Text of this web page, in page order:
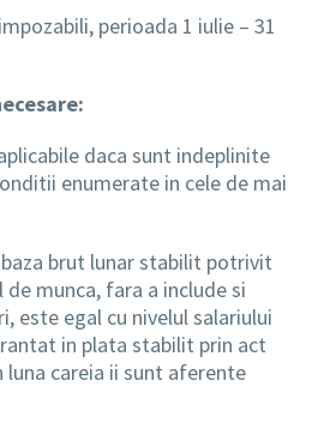
perioada 1 iulie – 31
daca sunt indeplinite
enumerate in cele de mai
brut lunar stabilit potrivit
munca, fara a include si
este egal cu nivelul salariului
in plata stabilit prin act
luna careia ii sunt aferente